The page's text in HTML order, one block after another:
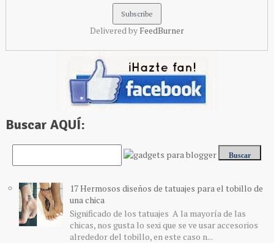
Delivered by FeedBurner
Buscar AQUÍ:
17 Hermosos diseños de tatuajes para el tobillo de
una chica
Significado de los tatuajes A la mayoría de las
chicas, nos gusta lo sexi que se ve usar accesorios
alrededor del tobillo, en este caso n...